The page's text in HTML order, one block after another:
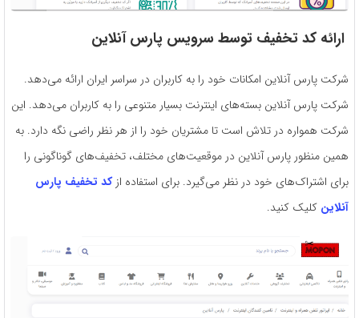
ارائه کد تخفیف توسط سرویس پارس آنلاین
شرکت پارس آنلاین امکانات خود را به کاربران در سراسر ایران ارائه می‌دهد.
شرکت پارس آنلاین بسته‌های اینترنت بسیار متنوعی را به کاربران می‌دهد. این
شرکت همواره در تلاش است تا مشتریان خود را از هر نظر راضی نگه دارد. به
همین منظور پارس آنلاین در موقعیت‌های مختلف، تخفیف‌های گوناگونی را
برای اشتراک‌های خود در نظر می‌گیرد. برای استفاده ازکد تخفیف پارس
آنلاین کلیک کنید.